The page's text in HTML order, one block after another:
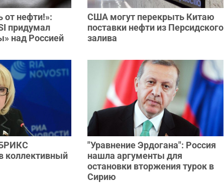
от нефти!»:
придумал
над Россией
США могут перекрыть Китаю
поставки нефти из Персидского
залива
коллективный
"Уравнение Эрдогана": Россия
нашла аргументы для
остановки вторжения турок в
Сирию